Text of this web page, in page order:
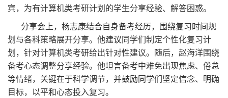
宾，为有计算机类考研计划的学生分享经验、解答困惑。
分享会上，杨志康结合自身备考经历，围绕复习时间规
划与各科策略展开分享。他建议同学们制定个性化复习计
划，针对计算机类考研给出针对性建议。随后，赵海洋围绕
备考心态调整分享经验。他坦言备考中难免出现焦虑、倦怠
等情绪，关键在于科学调节，并鼓励同学们坚定信念、明确
目标，以平和心态投入复习。